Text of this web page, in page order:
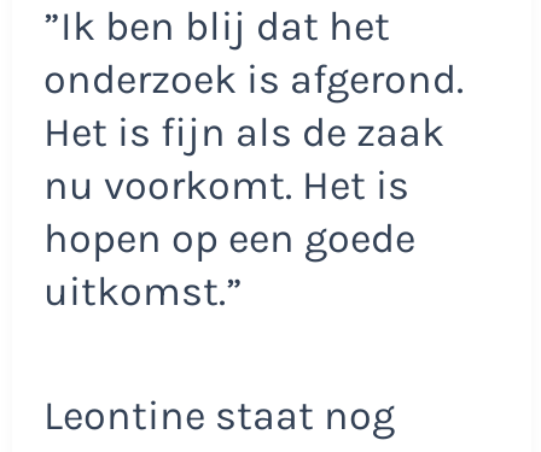
”Ik ben blij dat het
onderzoek is afgerond.
Het is fijn als de zaak
nu voorkomt. Het is
hopen op een goede
uitkomst.”
Leontine staat nog